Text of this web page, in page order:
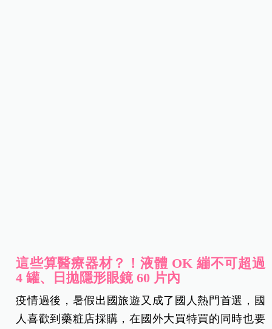
這些算醫療器材？！液體 OK 繃不可超過
4罐、日拋隱形眼鏡 60 片內
疫情過後，暑假出國旅遊又成了國人熱門首選，國
人喜歡到藥粧店採購，在國外大買特買的同時也要